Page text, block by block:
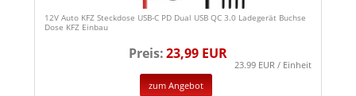
12V Auto KFZ Steckdose USB-C PD Dual USB QC 3.0 Ladegerät Buchse
Dose KFZ Einbau
Preis:23,99 EUR
23.99 EUR / Einheit
zum Angebot